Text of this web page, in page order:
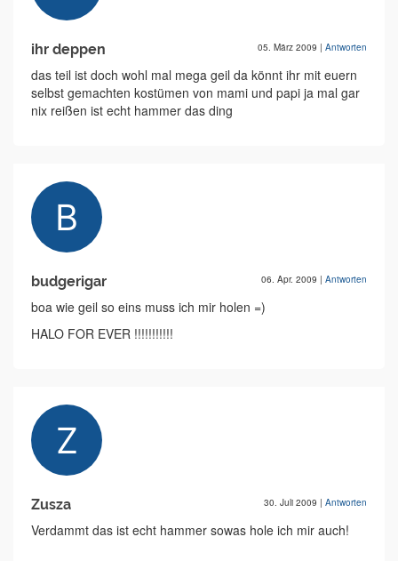
ihr deppen 05. März 2009 | Antworten
das teil ist doch wohl mal mega geil da könnt ihr mit euern
selbst gemachten kostümen von mami und papi ja mal gar
nix reißen ist echt hammer das ding
budgerigar 06. Apr. 2009 | Antworten
boa wie geil so eins muss ich mir holen =)
HALO FOR EVER !!!!!!!!!!!
Zusza 30. Juli 2009 | Antworten
Verdammt das ist echt hammer sowas hole ich mir auch!